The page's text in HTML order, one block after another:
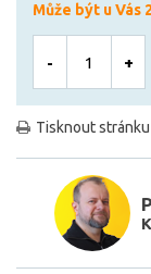
Může být u Vás
- +
Tisknout stránku